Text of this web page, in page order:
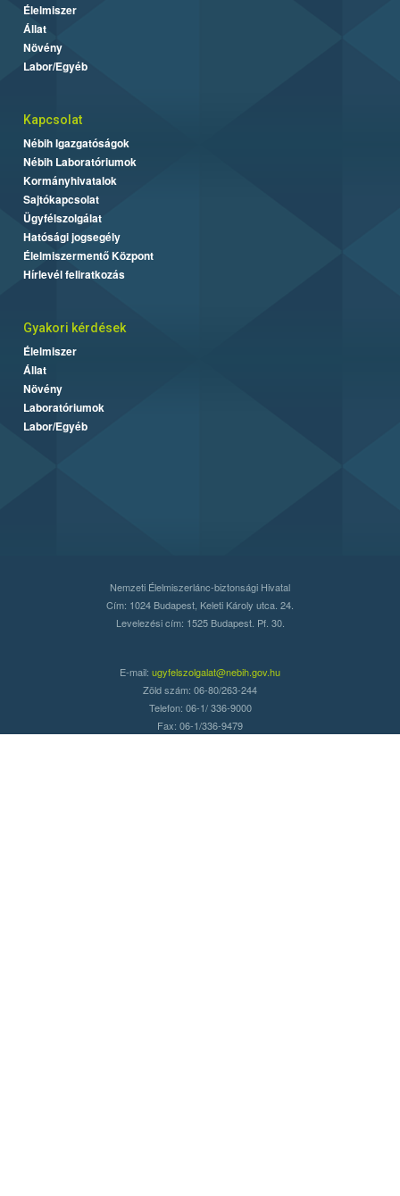
Élelmiszer
Állat
Növény
Labor/Egyéb
Kapcsolat
Nébih Igazgatóságok
Nébih Laboratóriumok
Kormányhivatalok
Sajtókapcsolat
Ügyfélszolgálat
Hatósági jogsegély
Élelmiszermentő Központ
Hírlevél feliratkozás
Gyakori kérdések
Élelmiszer
Állat
Növény
Laboratóriumok
Labor/Egyéb
Nemzeti Élelmiszerlánc-biztonsági Hivatal
Cím: 1024 Budapest, Keleti Károly utca. 24.
Levelezési cím: 1525 Budapest. Pf. 30.
E-mail: ugyfelszolgalat@nebih.gov.hu
Zöld szám: 06-80/263-244
Telefon: 06-1/ 336-9000
Fax: 06-1/336-9479